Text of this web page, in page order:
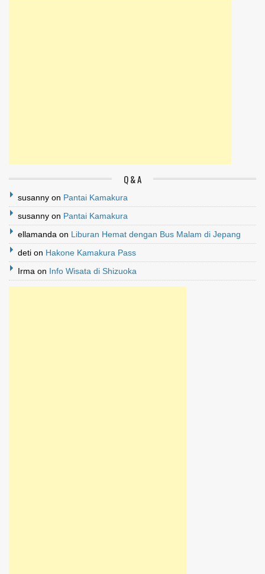
Q & A
susanny on Pantai Kamakura
susanny on Pantai Kamakura
ellamanda on Liburan Hemat dengan Bus Malam di Jepang
deti on Hakone Kamakura Pass
Irma on Info Wisata di Shizuoka